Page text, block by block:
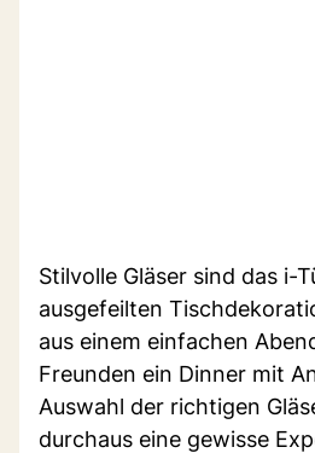
Stilvolle Gläser sind das i-
ausgefeilten
aus einem einfachen
Freunden ein Dinner mit
Auswahl der richtigen
durchaus eine gewisse